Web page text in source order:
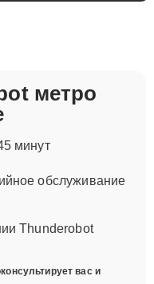
метро
минут
обслуживание
Thunderobot
вас и